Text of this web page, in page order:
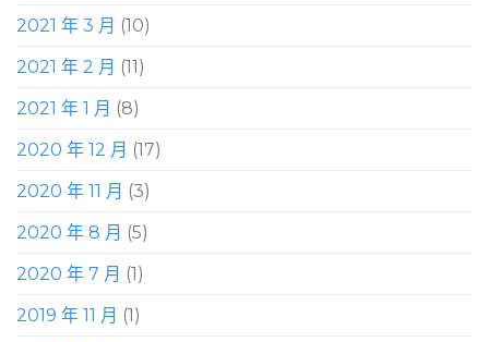
2021 年 3 月 (10)
2021 年 2 月 (11)
2021 年 1 月 (8)
2020 年 12 月 (17)
2020 年 11 月 (3)
2020 年 8 月 (5)
2020 年 7 月 (1)
2019 年 11 月 (1)